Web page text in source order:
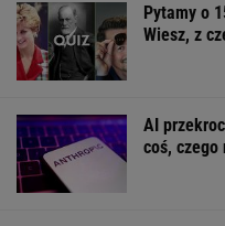
Pytamy o
Wiesz, z
AI
coś, czego